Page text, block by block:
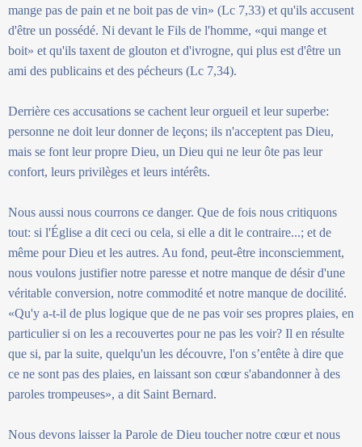
mange pas de pain et ne boit pas de vin» (Lc 7,33) et qu'ils accusent
d'être un possédé. Ni devant le Fils de l'homme, «qui mange et
boit» et qu'ils taxent de glouton et d'ivrogne, qui plus est d'être un
ami des publicains et des pécheurs (Lc 7,34).
Derrière ces accusations se cachent leur orgueil et leur superbe:
personne ne doit leur donner de leçons; ils n'acceptent pas Dieu,
mais se font leur propre Dieu, un Dieu qui ne leur ôte pas leur
confort, leurs privilèges et leurs intérêts.
Nous aussi nous courrons ce danger. Que de fois nous critiquons
tout: si l'Église a dit ceci ou cela, si elle a dit le contraire...; et de
même pour Dieu et les autres. Au fond, peut-être inconsciemment,
nous voulons justifier notre paresse et notre manque de désir d'une
véritable conversion, notre commodité et notre manque de docilité.
«Qu'y a-t-il de plus logique que de ne pas voir ses propres plaies, en
particulier si on les a recouvertes pour ne pas les voir? Il en résulte
que si, par la suite, quelqu'un les découvre, l'on s’entête à dire que
ce ne sont pas des plaies, en laissant son cœur s'abandonner à des
paroles trompeuses», a dit Saint Bernard.
Nous devons laisser la Parole de Dieu toucher notre cœur et nous